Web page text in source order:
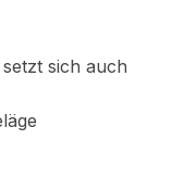
sich auch